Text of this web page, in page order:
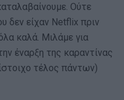
Ούτε
δεν είχαν Netflix πριν
καλά. Μιλάμε για
έναρξη της καραντίνας
τέλος πάντων)